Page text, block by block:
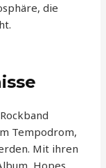
die
Tempodrom,
Mit ihren